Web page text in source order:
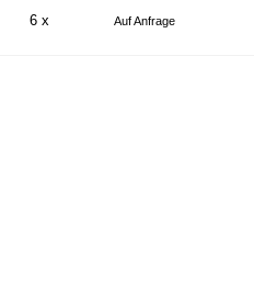
6 x Auf Anfrage